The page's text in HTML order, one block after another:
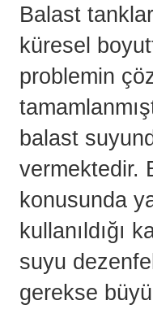
Balast
küresel
problemin
balast
vermektedir.
konusunda
kullanıldığı
suyu
gerekse